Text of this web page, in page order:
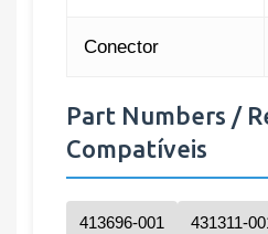
Conector
Part Numbers /
Compatíveis
413696-001 431311-